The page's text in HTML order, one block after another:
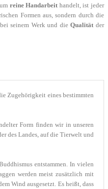
reine Handarbeit handelt, ist jeder
Formen aus, sondern durch die
seinem Werk und dieQualität der
Zugehörigkeit eines bestimmten
Form finden wir in unseren
des Landes, auf die Tierwelt und
entstammen. In vielen
werden meist zusätzlich mit
Wind ausgesetzt. Es heißt, dass